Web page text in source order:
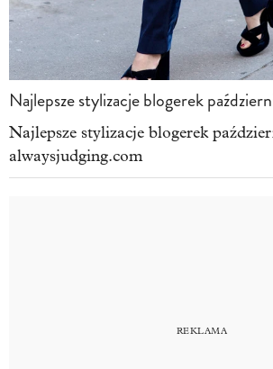
Najlepsze stylizacje blogerek
Najlepsze stylizacje blogerek
alwaysjudging.com